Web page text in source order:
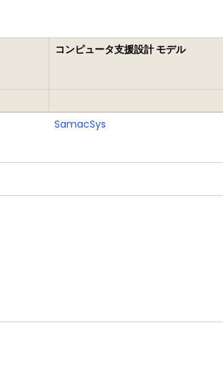
コンピュータ支援設計 モデル
SamacSys